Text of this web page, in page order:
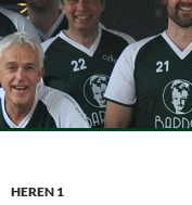
Ga
naar
de
inhoud
Volleybalvereniging
Zoeken
HEREN 1